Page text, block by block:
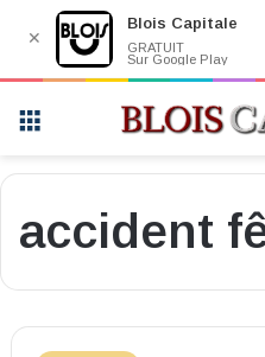
accident
✕
Blois Capitale
GRATUIT
Sur Google Play